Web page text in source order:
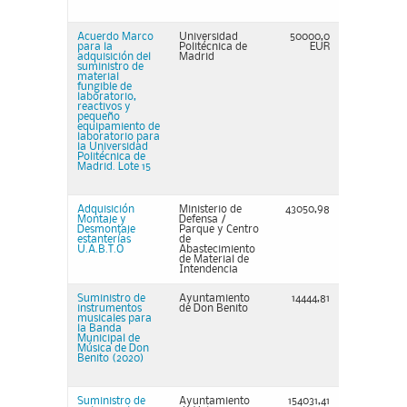
Acuerdo Marco
para la
adquisición del
suministro de
material
fungible de
laboratorio,
reactivos y
pequeño
equipamiento de
laboratorio para
la Universidad
Politécnica de
Madrid. Lote 15
Universidad
Politécnica de
Madrid
50000,0
EUR
Adquisición
Montaje y
Desmontaje
estanterías
U.A.B.T.O
Ministerio de
Defensa /
Parque y Centro
de
Abastecimiento
de Material de
Intendencia
43050,98
Suministro de
instrumentos
musicales para
la Banda
Municipal de
Música de Don
Benito (2020)
Ayuntamiento
de Don Benito
14444,81
Suministro de
Ayuntamiento
154031,41